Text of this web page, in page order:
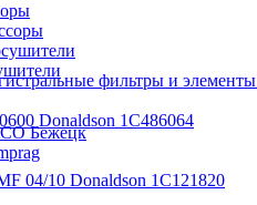
Бежецк
фильтры и элементы
Donaldson 1C486064
04/10 Donaldson 1C121820